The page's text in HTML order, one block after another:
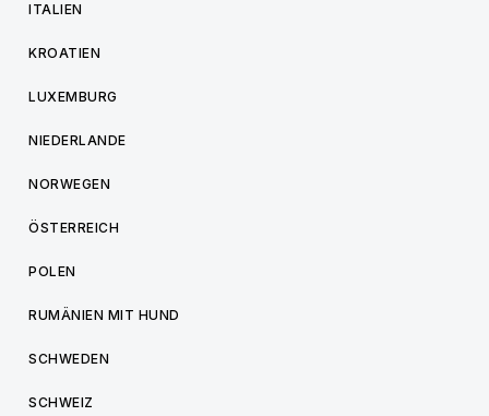
ITALIEN
KROATIEN
LUXEMBURG
NIEDERLANDE
NORWEGEN
ÖSTERREICH
POLEN
RUMÄNIEN MIT HUND
SCHWEDEN
SCHWEIZ